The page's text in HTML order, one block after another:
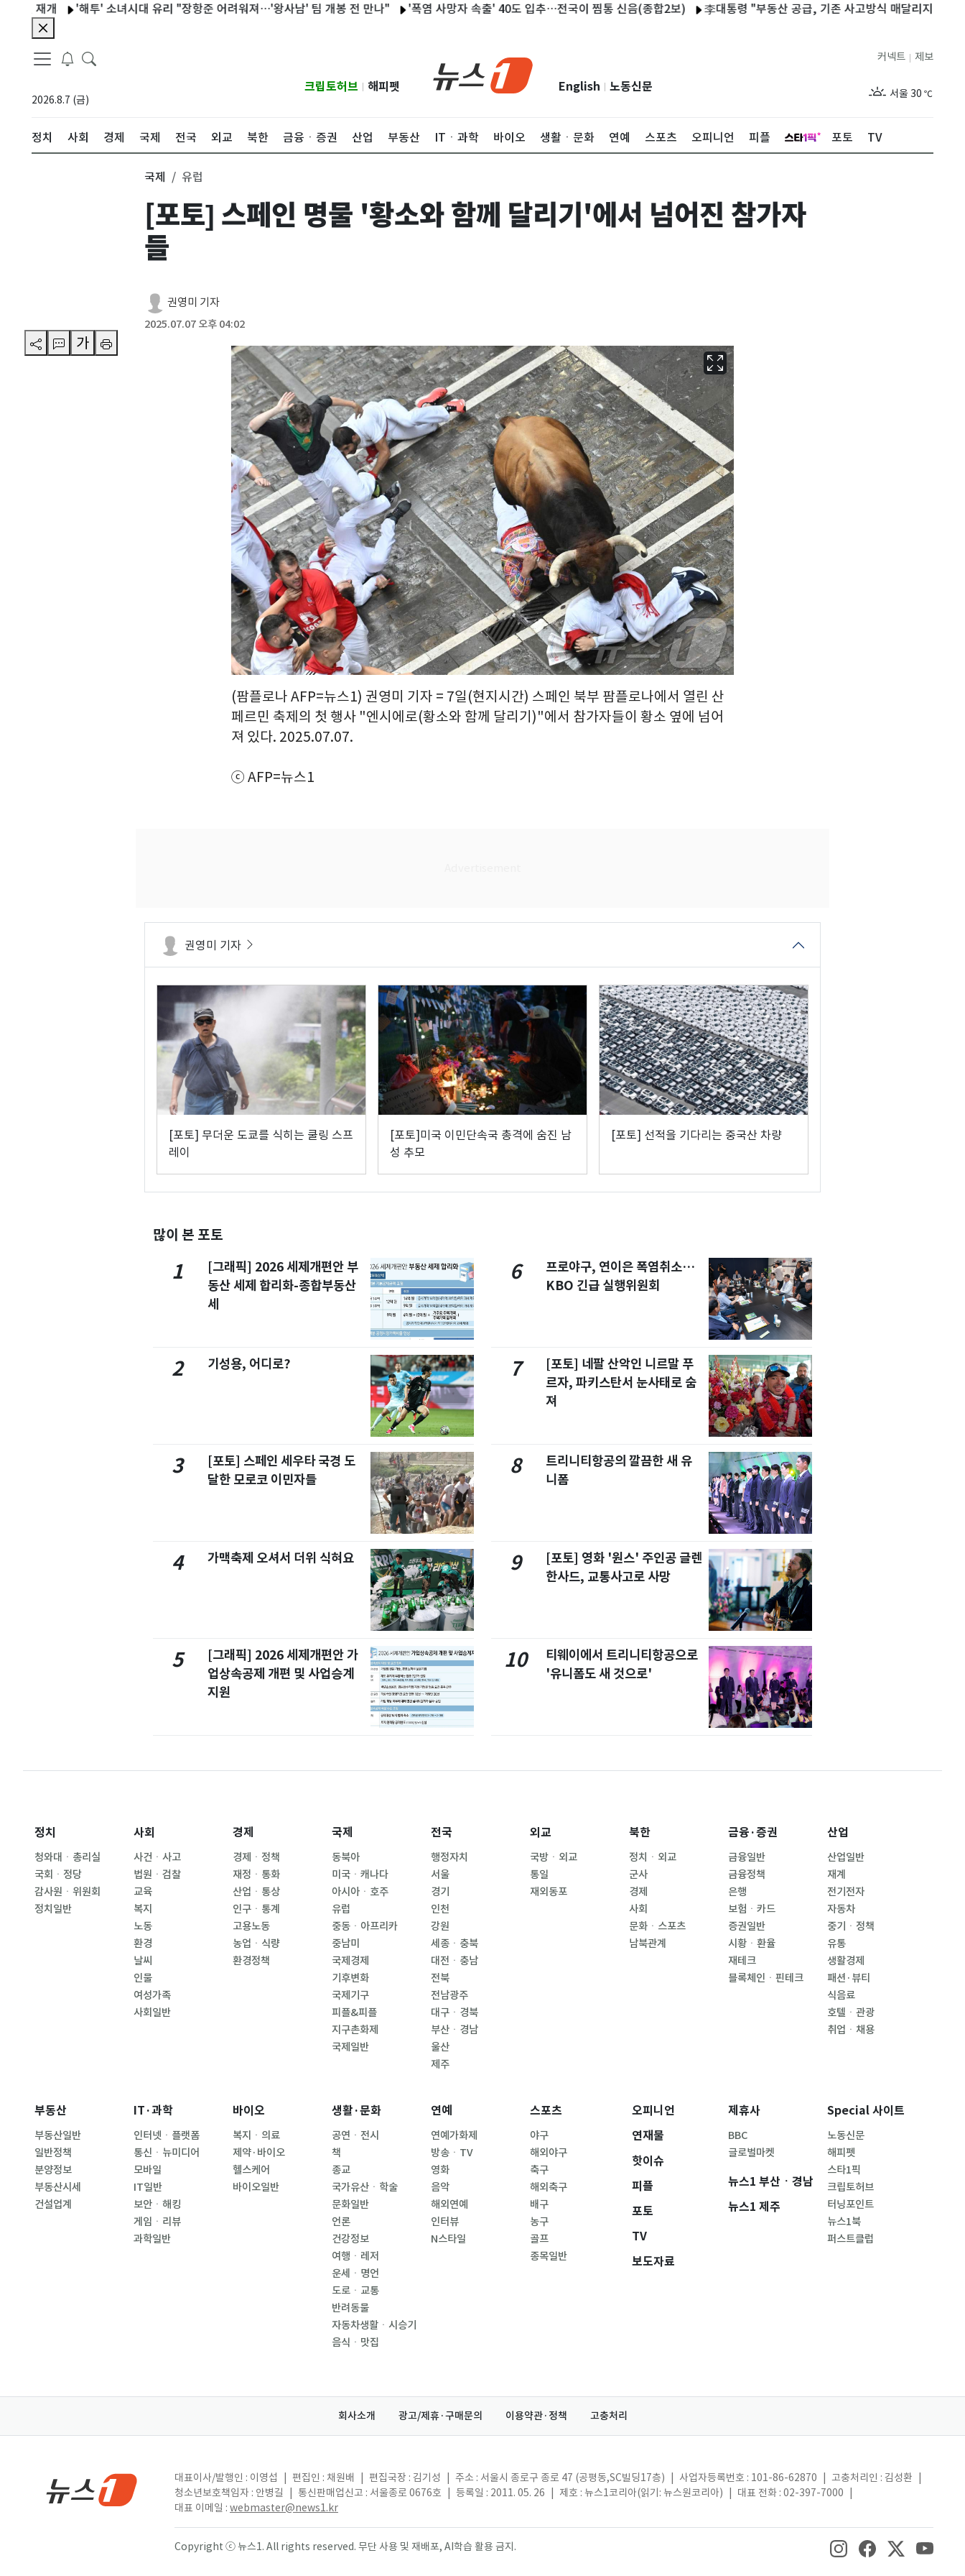
'해투' 소녀시대 유리 "장항준 어려워져…'왕사남' 팀 개봉 전 만나" '폭염 사망자 속출' 40도 입추…전국이 찜통 신음(종합2보) 李대통령 "부동산 공급, 기존 사고방식 매달리지 말라"…13일
2026.8.7 (금)
크립토허브 해피펫 English 노동신문
제보
커넥트
서울 30 ℃
정치 사회 경제 국제 전국 외교 북한 금융ㆍ증권 산업 부동산 ITㆍ과학 바이오 생활ㆍ문화 연예 스포츠 오피니언 피플 포토 TV
가
국제 유럽
[포토] 스페인 명물 '황소와 함께 달리기'에서 넘어진 참가자
들
권영미 기자
2025.07.07 오후 04:02
(팜플로나 AFP=뉴스1) 권영미 기자 = 7일(현지시간) 스페인 북부 팜플로나에서 열린 산
페르민 축제의 첫 행사 "엔시에로(황소와 함께 달리기)"에서 참가자들이 황소 옆에 넘어
져 있다. 2025.07.07.
ⓒ AFP=뉴스1
권영미 기자
[포토] 무더운 도쿄를 식히는 쿨링 스프
레이
[포토]미국 이민단속국 총격에 숨진 남
성 추모
[포토] 선적을 기다리는 중국산 차량
많이 본 포토
1
[그래픽] 2026 세제개편안 부
동산 세제 합리화-종합부동산
세
2 기성용, 어디로?
3
[포토] 스페인 세우타 국경 도
달한 모로코 이민자들
4 가맥축제 오셔서 더위 식혀요
5
[그래픽] 2026 세제개편안 가
업상속공제 개편 및 사업승계
지원
6
프로야구, 연이은 폭염취소…
KBO 긴급 실행위원회
7
[포토] 네팔 산악인 니르말 푸
르자, 파키스탄서 눈사태로 숨
져
8
트리니티항공의 깔끔한 새 유
니폼
9
[포토] 영화 '원스' 주인공 글렌
한사드, 교통사고로 사망
10
티웨이에서 트리니티항공으로
'유니폼도 새 것으로'
정치
청와대ㆍ총리실
국회ㆍ정당
감사원ㆍ위원회
정치일반
사회
사건ㆍ사고
법원ㆍ검찰
교육
복지
노동
환경
날씨
인물
여성가족
사회일반
경제
경제ㆍ정책
재정ㆍ통화
산업ㆍ통상
인구ㆍ통계
고용노동
농업ㆍ식량
환경정책
국제
동북아
미국ㆍ캐나다
아시아ㆍ호주
유럽
중동ㆍ아프리카
중남미
국제경제
기후변화
국제기구
피플&피플
지구촌화제
국제일반
전국
행정자치
서울
경기
인천
강원
세종ㆍ충북
대전ㆍ충남
전북
전남광주
대구ㆍ경북
부산ㆍ경남
울산
제주
외교
국방ㆍ외교
통일
재외동포
북한
정치ㆍ외교
군사
경제
사회
문화ㆍ스포츠
남북관계
금융·증권
금융일반
금융정책
은행
보험ㆍ카드
증권일반
시황ㆍ환율
재테크
블록체인ㆍ핀테크
산업
산업일반
재계
전기전자
자동차
중기ㆍ정책
유통
생활경제
패션·뷰티
식음료
호텔ㆍ관광
취업ㆍ채용
부동산
부동산일반
일반정책
분양정보
부동산시세
건설업계
IT·과학
인터넷ㆍ플랫폼
통신ㆍ뉴미디어
모바일
IT일반
보안ㆍ해킹
게임ㆍ리뷰
과학일반
바이오
복지ㆍ의료
제약·바이오
헬스케어
바이오일반
생활·문화
공연ㆍ전시
책
종교
국가유산ㆍ학술
문화일반
언론
건강정보
여행ㆍ레저
운세ㆍ명언
도로ㆍ교통
반려동물
자동차생활ㆍ시승기
음식ㆍ맛집
연예
연예가화제
방송ㆍTV
영화
음악
해외연예
인터뷰
N스타일
스포츠
야구
해외야구
축구
해외축구
배구
농구
골프
종목일반
오피니언
연재물
핫이슈
피플
포토
TV
보도자료
제휴사
BBC
글로벌마켓
뉴스1 부산ㆍ경남
뉴스1 제주
Special 사이트
노동신문
해피펫
스타1픽
크립토허브
터닝포인트
뉴스1북
퍼스트클럽
회사소개 광고/제휴·구매문의 이용약관·정책 고충처리
대표이사/발행인 : 이영섭 편집인 : 채원배 편집국장 : 김기성 주소 : 서울시 종로구 종로 47 (공평동,SC빌딩17층) 사업자등록번호 : 101-86-62870 고충처리인 : 김성환
청소년보호책임자 : 안병길
통신판매업신고 : 서울종로 0676호 등록일 : 2011. 05. 26 제호 : 뉴스1코리아(읽기: 뉴스원코리아) 대표 전화 : 02-397-7000
대표 이메일 : webmaster@news1.kr
Copyright ⓒ 뉴스1. All rights reserved. 무단 사용 및 재배포, AI학습 활용 금지.